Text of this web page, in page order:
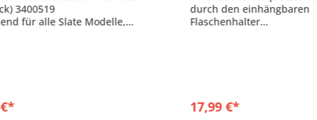
3400519
für alle Slate Modelle,
durch den einhängbaren
Flaschenhalter
Vorbereiten und Servieren
17,99 €*